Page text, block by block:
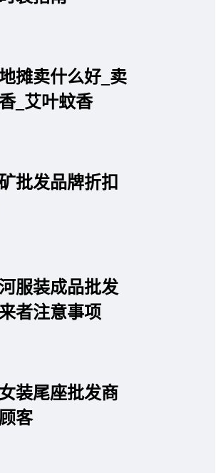
摊卖什么好_卖
_艾叶蚊香
批发品牌折扣
服装成品批发
者注意事项
装尾座批发商
客